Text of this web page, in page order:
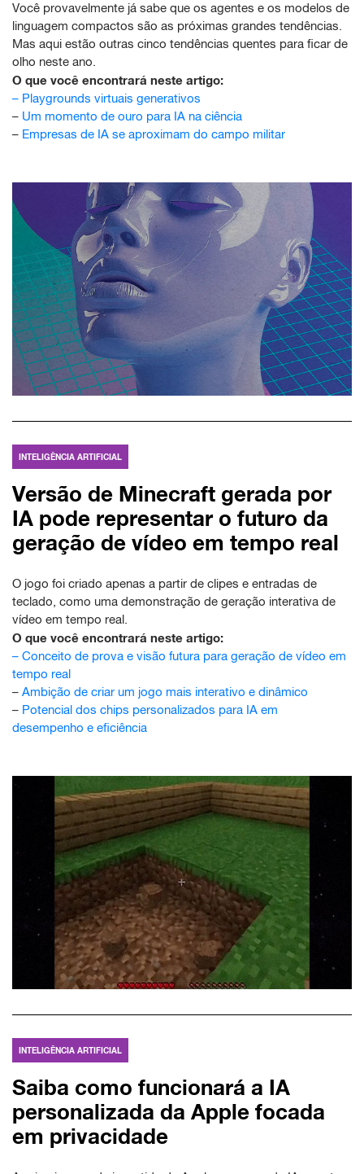
Você provavelmente já sabe que os agentes e os modelos de
linguagem compactos são as próximas grandes tendências.
Mas aqui estão outras cinco tendências quentes para ficar de
olho neste ano.
O que você encontrará neste artigo:
– Playgrounds virtuais generativos
– Um momento de ouro para IA na ciência
– Empresas de IA se aproximam do campo militar
INTELIGÊNCIA ARTIFICIAL
Versão de Minecraft gerada por
IA pode representar o futuro da
geração de vídeo em tempo real
O jogo foi criado apenas a partir de clipes e entradas de
teclado, como uma demonstração de geração interativa de
vídeo em tempo real.
O que você encontrará neste artigo:
– Conceito de prova e visão futura para geração de vídeo em
tempo real
– Ambição de criar um jogo mais interativo e dinâmico
– Potencial dos chips personalizados para IA em
desempenho e eficiência
INTELIGÊNCIA ARTIFICIAL
Saiba como funcionará a IA
personalizada da Apple focada
em privacidade